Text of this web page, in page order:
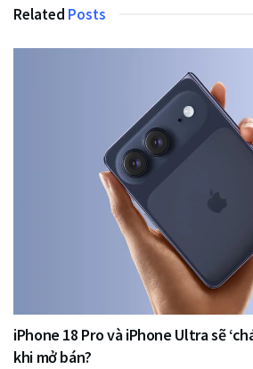
Related Posts
iPhone 18 Pro và iPhone Ultra sẽ
khi mở bán?